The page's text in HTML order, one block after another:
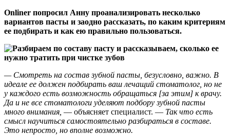
Onliner попросил Анну проанализировать несколько
вариантов пасты и заодно рассказать, по каким критериям
ее подбирать и как ею правильно пользоваться.
— Смотреть на состав зубной пасты, безусловно, важно. В
идеале ее должен подбирать ваш лечащий стоматолог, но не
у каждого есть возможность обращаться [за этим] к врачу.
Да и не все стоматологи уделяют подбору зубной пасты
много внимания, — объясняет специалист. — Так что есть
смысл научиться самостоятельно разбираться в составе.
Это непросто, но вполне возможно.